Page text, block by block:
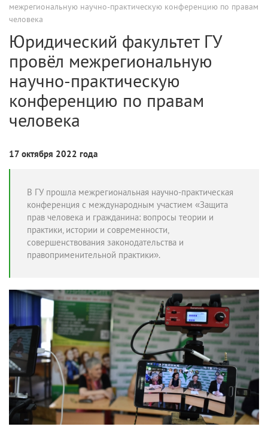
межрегиональную научно-практическую конференцию по правам
человека
Юридический факультет ГУ
провёл межрегиональную
научно-практическую
конференцию по правам
человека
17 октября 2022 года
В ГУ прошла межрегиональная научно-практическая
конференция с международным участием «Защита
прав человека и гражданина: вопросы теории и
практики, истории и современности,
совершенствования законодательства и
правоприменительной практики».